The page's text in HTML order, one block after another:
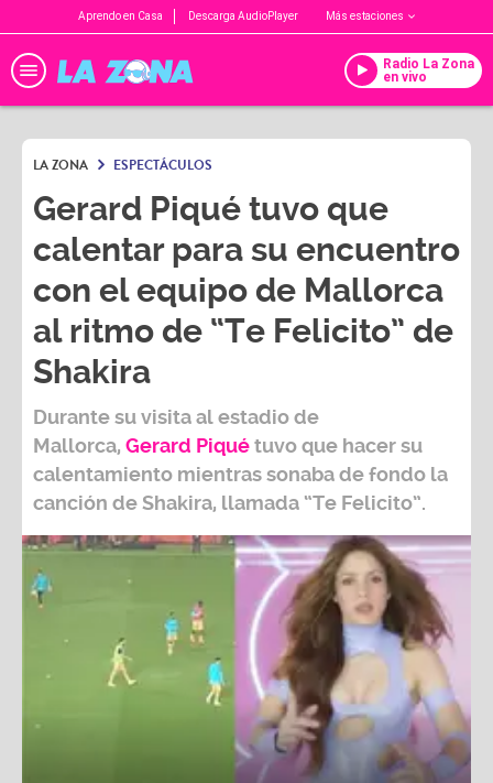
Aprendo en Casa Descarga AudioPlayer Más estaciones
Radio La Zona
en vivo
LA ZONA ESPECTÁCULOS
Gerard Piqué tuvo que
calentar para su encuentro
con el equipo de Mallorca
al ritmo de “Te Felicito” de
Shakira
Durante su visita al estadio de
Mallorca, Gerard Piquétuvo que hacer su
calentamiento mientras sonaba de fondo la
canción deShakira, llamada “Te Felicito”.